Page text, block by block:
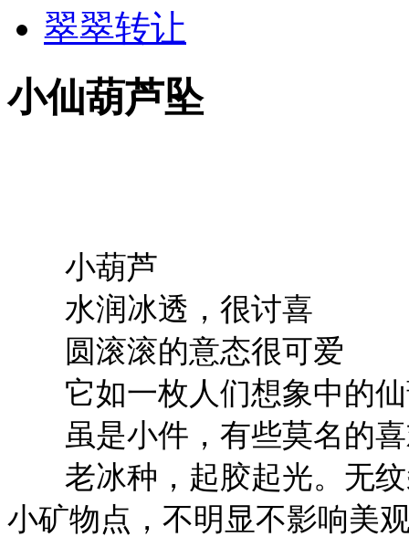
翠翠转让
小仙葫芦坠
小葫芦
水润冰透，很讨喜
圆滚滚的意态很可爱
它如一枚人们想象中的仙
虽是小件，有些莫名的喜
老冰种，起胶起光。无纹
小矿物点，不明显不影响美